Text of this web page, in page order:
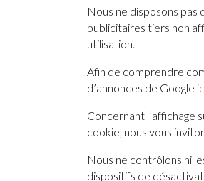
Nous ne disposons pas
publicitaires tiers non
utilisation.
Afin de comprendre
d’annonces de Google
Concernant l’affichage
cookie, nous vous
Nous ne contrôlons ni
dispositifs de